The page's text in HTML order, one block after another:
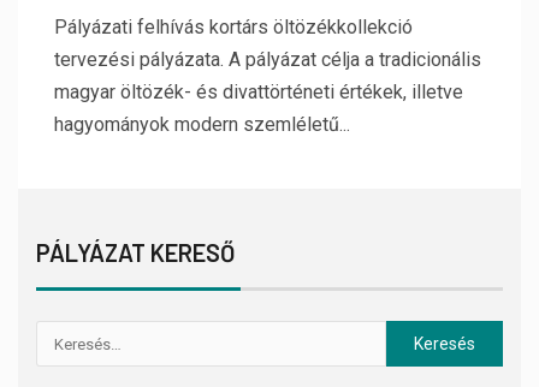
Pályázati felhívás kortárs öltözékkollekció
tervezési pályázata. A pályázat célja a tradicionális
magyar öltözék- és divattörténeti értékek, illetve
hagyományok modern szemléletű...
PÁLYÁZAT KERESŐ